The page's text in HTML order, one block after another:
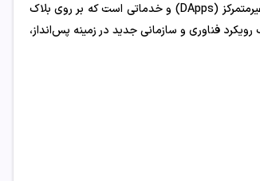
DeFi (مالی غیرمتمرکز) یک اکوسیستم است که شامل ابزارهای مالی به شکل برنامه های کاربردی غیرمتمرکز (DApps) و خدماتی است که بر روی بلاک
فناوری و سازمانی جدید در زمینه پس‌انداز،